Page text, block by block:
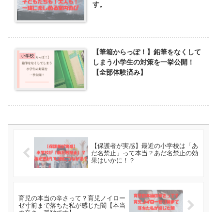
す。
小学校
【筆箱からっぽ！】鉛筆をなくして
しまう小学生の対策を一挙公開！
【全部体験済み】
【保護者が実感】最近の小学校は「あ
だ名禁止」って本当？あだ名禁止の効
果はいかに！？
育児の本当の辛さって？育児ノイロー
ゼ寸前まで落ちた私が感じた闇【本当